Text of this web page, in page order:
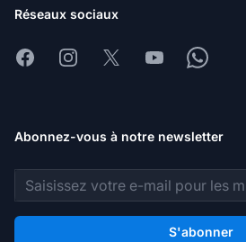
Réseaux sociaux
FacebookInstagram
X YoutubeWhatsapp
Abonnez-vous à notre newsletter
Adresse e-mail
S'abonner